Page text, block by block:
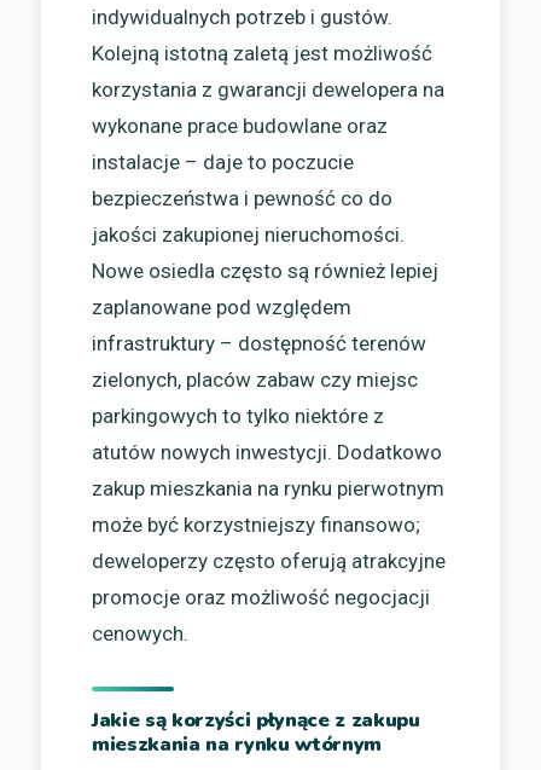
indywidualnych potrzeb i gustów.
Kolejną istotną zaletą jest możliwość
korzystania z gwarancji dewelopera na
wykonane prace budowlane oraz
instalacje – daje to poczucie
bezpieczeństwa i pewność co do
jakości zakupionej nieruchomości.
Nowe osiedla często są również lepiej
zaplanowane pod względem
infrastruktury – dostępność terenów
zielonych, placów zabaw czy miejsc
parkingowych to tylko niektóre z
atutów nowych inwestycji. Dodatkowo
zakup mieszkania na rynku pierwotnym
może być korzystniejszy finansowo;
deweloperzy często oferują atrakcyjne
promocje oraz możliwość negocjacji
cenowych.
Jakie są korzyści płynące z zakupu
mieszkania na rynku wtórnym